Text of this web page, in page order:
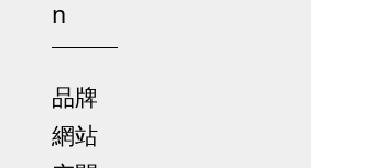
n
品牌
網站